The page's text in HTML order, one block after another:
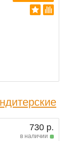
730 р.
в наличии